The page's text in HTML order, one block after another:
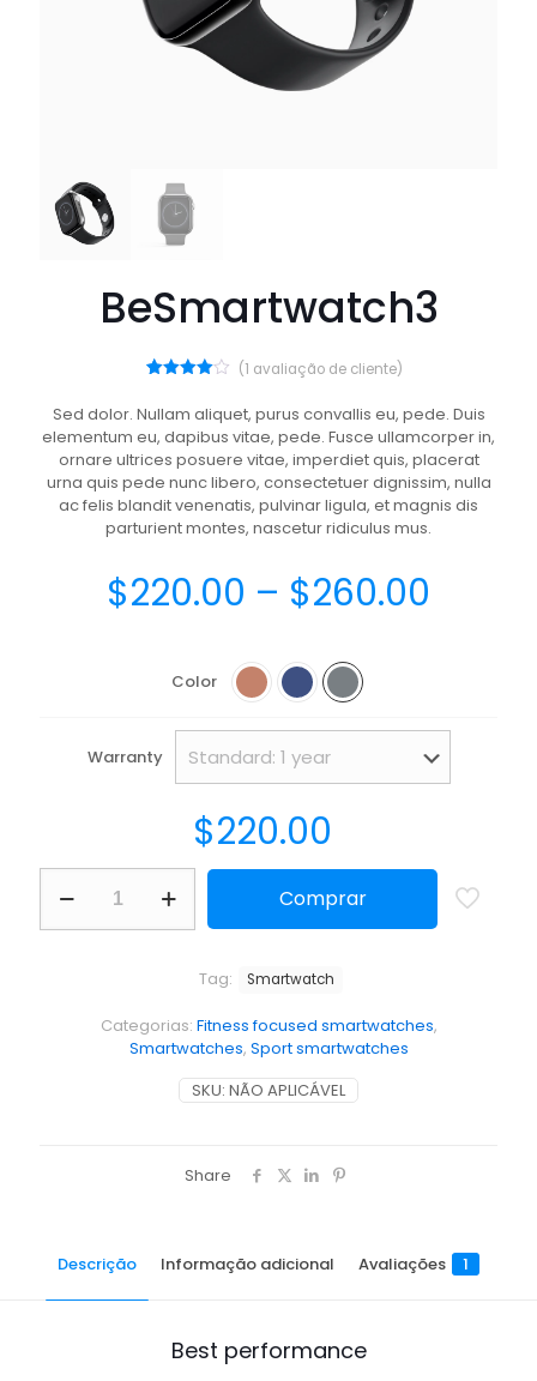
BeSmartwatch3
4.00de
5, com
em
avaliação
cliente
(1 avaliação de cliente)
Sed dolor. Nullam aliquet, purus convallis eu, pede. Duis
elementum eu, dapibus vitae, pede. Fusce ullamcorper in,
ornare ultrices posuere vitae, imperdiet quis, placerat
urna quis pede nunc libero, consectetuer dignissim, nulla
ac felis blandit venenatis, pulvinar ligula, et magnis dis
parturient montes, nascetur ridiculus mus.
$220.00 – $260.00
Color
Warranty
$220.00
Comprar
SKU: NÃO APLICÁVEL
Categorias: Fitness focused smartwatches,
Smartwatches, Sport smartwatches
Tag: Smartwatch
Share
Descrição Informação adicional Avaliações 1
Best performance